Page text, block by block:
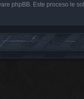
phpBB. Este proceso